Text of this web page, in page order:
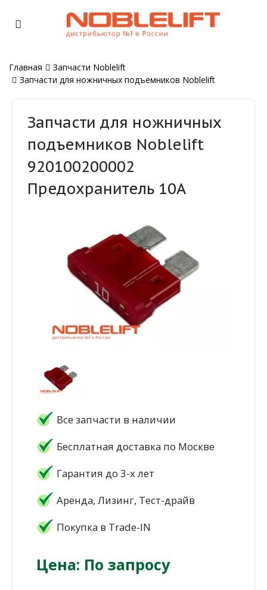
Главная
Запчасти Noblelift
Запчасти для ножничных подъемников Noblelift
Запчасти для ножничных
подъемников Noblelift
920100200002
Предохранитель 10A
Все запчасти в наличии
Бесплатная доставка по Москве
Гарантия до 3-х лет
Аренда, Лизинг, Тест-драйв
Покупка в Trade-IN
Цена: По запросу